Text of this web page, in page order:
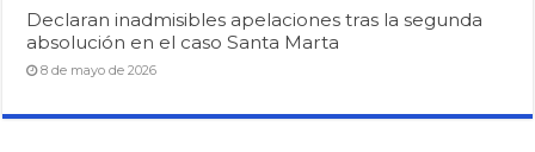
Declaran inadmisibles apelaciones tras la segunda
absolución en el caso Santa Marta
8 de mayo de 2026